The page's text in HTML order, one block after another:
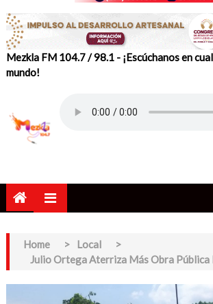
Mezkla FM 104.7 / 98.1 - ¡Escúchanos en
mundo!
Home > Local
>
Julio Ortega Aterriza Más Obra Pública